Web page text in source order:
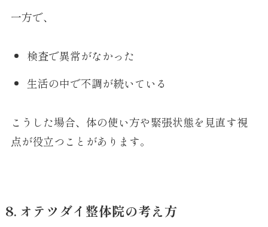
一方で、
検査で異常がなかった
生活の中で不調が続いている
こうした場合、体の使い方や緊張状態を見直す視
点が役立つことがあります。
8. オテツダイ整体院の考え方